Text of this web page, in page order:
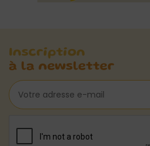
Inscription
à la newsletter